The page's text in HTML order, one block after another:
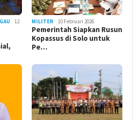
12
MILITER 10 Februari 2026
Pemerintah Siapkan Rusun
Kopassus di Solo untuk
Pe…